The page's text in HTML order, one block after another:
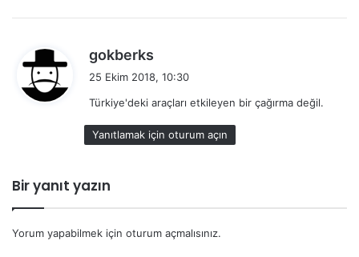
gokberks
i
k
i
25 Ekim 2018, 10:30
Türkiye'deki araçları etkileyen bir çağırma değil.
Yanıtlamak için oturum açın
Bir yanıt yazın
Yorum yapabilmek için oturum açmalısınız.